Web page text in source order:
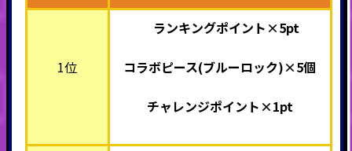
1位
ランキングポイント×5pt
コラボピース(ブルーロック)×5個
チャレンジポイント×1pt